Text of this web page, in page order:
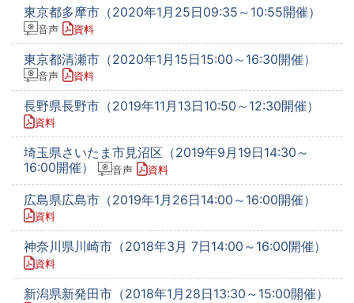
東京都多摩市（2020年1月25日09:35～10:55開催）
音声 資料
東京都清瀬市（2020年1月15日15:00～16:30開催）
音声 資料
長野県長野市（2019年11月13日10:50～12:30開催）
資料
埼玉県さいたま市見沼区（2019年9月19日14:30～
16:00開催）
音声 資料
広島県広島市（2019年1月26日14:00～16:00開催）
資料
神奈川県川崎市（2018年3月 7日14:00～16:00開催）
資料
新潟県新発田市（2018年1月28日13:30～15:00開催）